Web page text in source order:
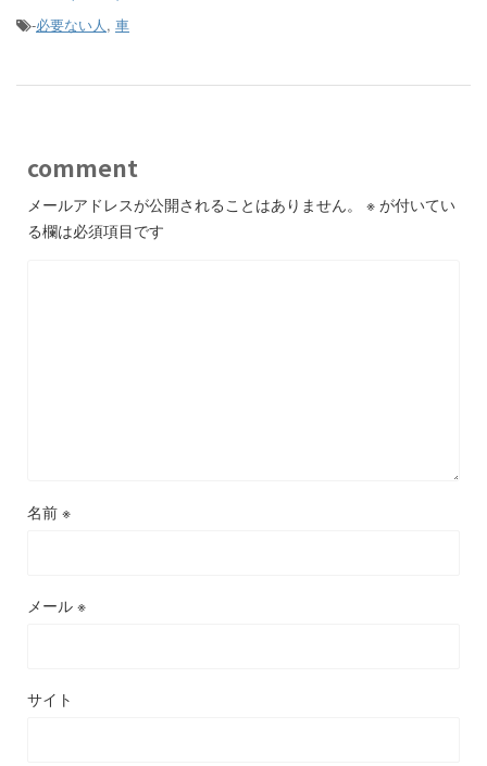
-必要ない人, 車
comment
メールアドレスが公開されることはありません。 ※ が付いてい
る欄は必須項目です
名前 ※
メール ※
サイト